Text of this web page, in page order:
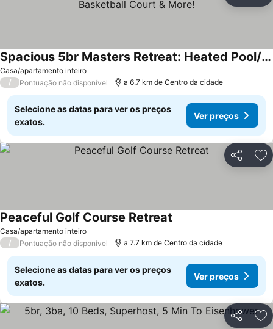
Casa/apartamento inteiro
Spacious 5br Masters Retreat: Heated Pool/spa, Theater, Basketball Court & More!
/ Pontuação não disponível a 6.7 km de Centro da cidade
Selecione as datas para ver os preços
exatos.
Ver preços
Partilhar
Casa/apartamento inteiro
Peaceful Golf Course Retreat
/ Pontuação não disponível a 7.7 km de Centro da cidade
Selecione as datas para ver os preços
exatos.
Ver preços
Partilhar